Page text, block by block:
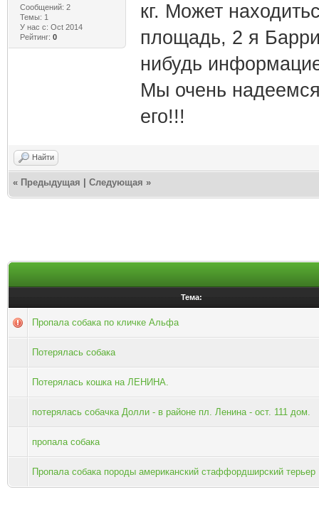
Сообщений: 2
Темы: 1
У нас с: Oct 2014
Рейтинг: 0
кг. Может
площадь, 2 я
нибудь
Мы очень
его!!!
Найти
« Предыдущая Следующая »
Тема:
Пропала собака по кличке Альфа
Потерялась собака
Потерялась кошка на ЛЕНИНА.
потерялась собачка Долли - в районе пл. Ленина - ост. 111 дом.
пропала собака
Пропала собака породы американский стаффордширский терьер